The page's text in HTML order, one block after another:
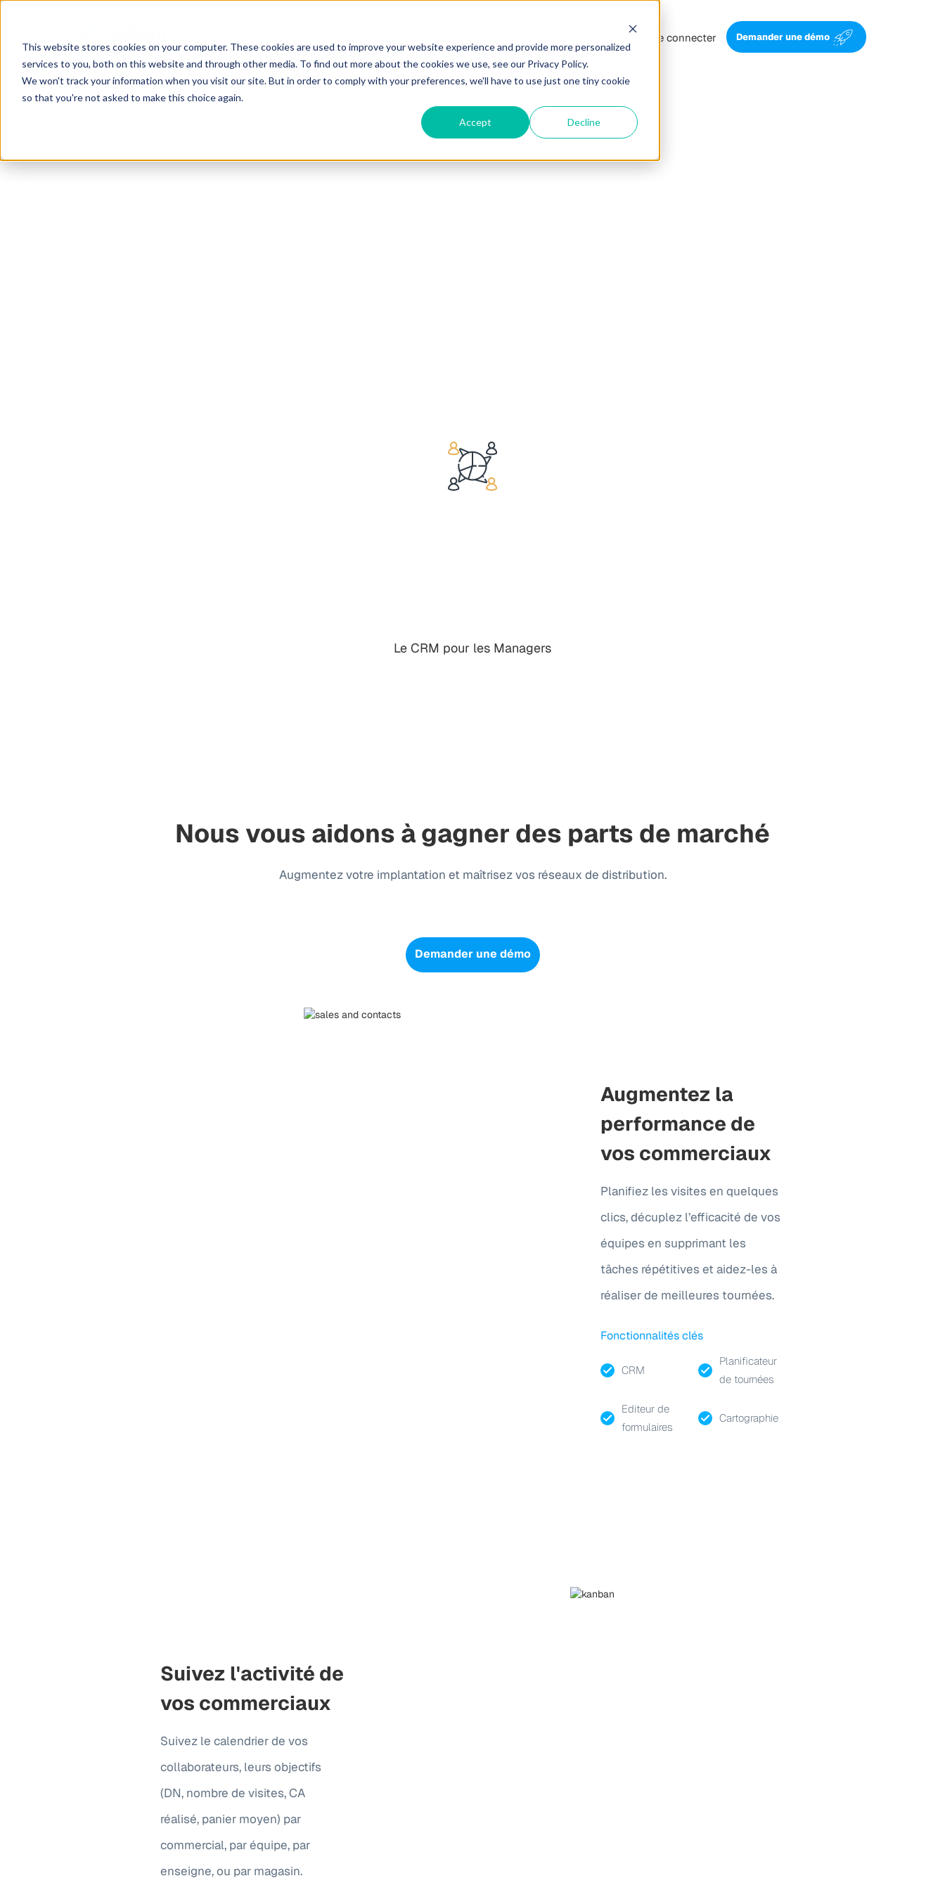
This website stores cookies on your computer. These cookies are used to improve your website experience and provide more personalized
services to you, both on this website and through other media. To find out more about the cookies we use, see our Privacy Policy.
We won't track your information when you visit our site. But in order to comply with your preferences, we'll have to use just one tiny cookie
so that you're not asked to make this choice again.
Accept Decline
Se connecter Demander une démo
Le CRM pour les Managers
Nous vous aidons à gagner des parts de marché
Augmentez votre implantation et maîtrisez vos réseaux de distribution.
Demander une démo
Augmentez la
performance de
vos commerciaux
Planifiez les visites en quelques
clics, décuplez l’efficacité de vos
équipes en supprimant les
tâches répétitives et aidez-les à
réaliser de meilleures tournées.
Fonctionnalités clés
CRM
Planificateur
de tournées
Editeur de
formulaires
Cartographie
Suivez l'activité de
vos commerciaux
Suivez le calendrier de vos
collaborateurs, leurs objectifs
(DN, nombre de visites, CA
réalisé, panier moyen) par
commercial, par équipe, par
enseigne, ou par magasin.